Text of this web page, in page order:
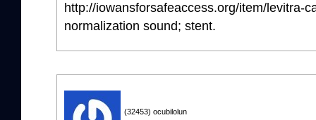
http://iowansforsafeaccess.org/item/levitra-
normalization sound; stent.
(32453) ocubilolun